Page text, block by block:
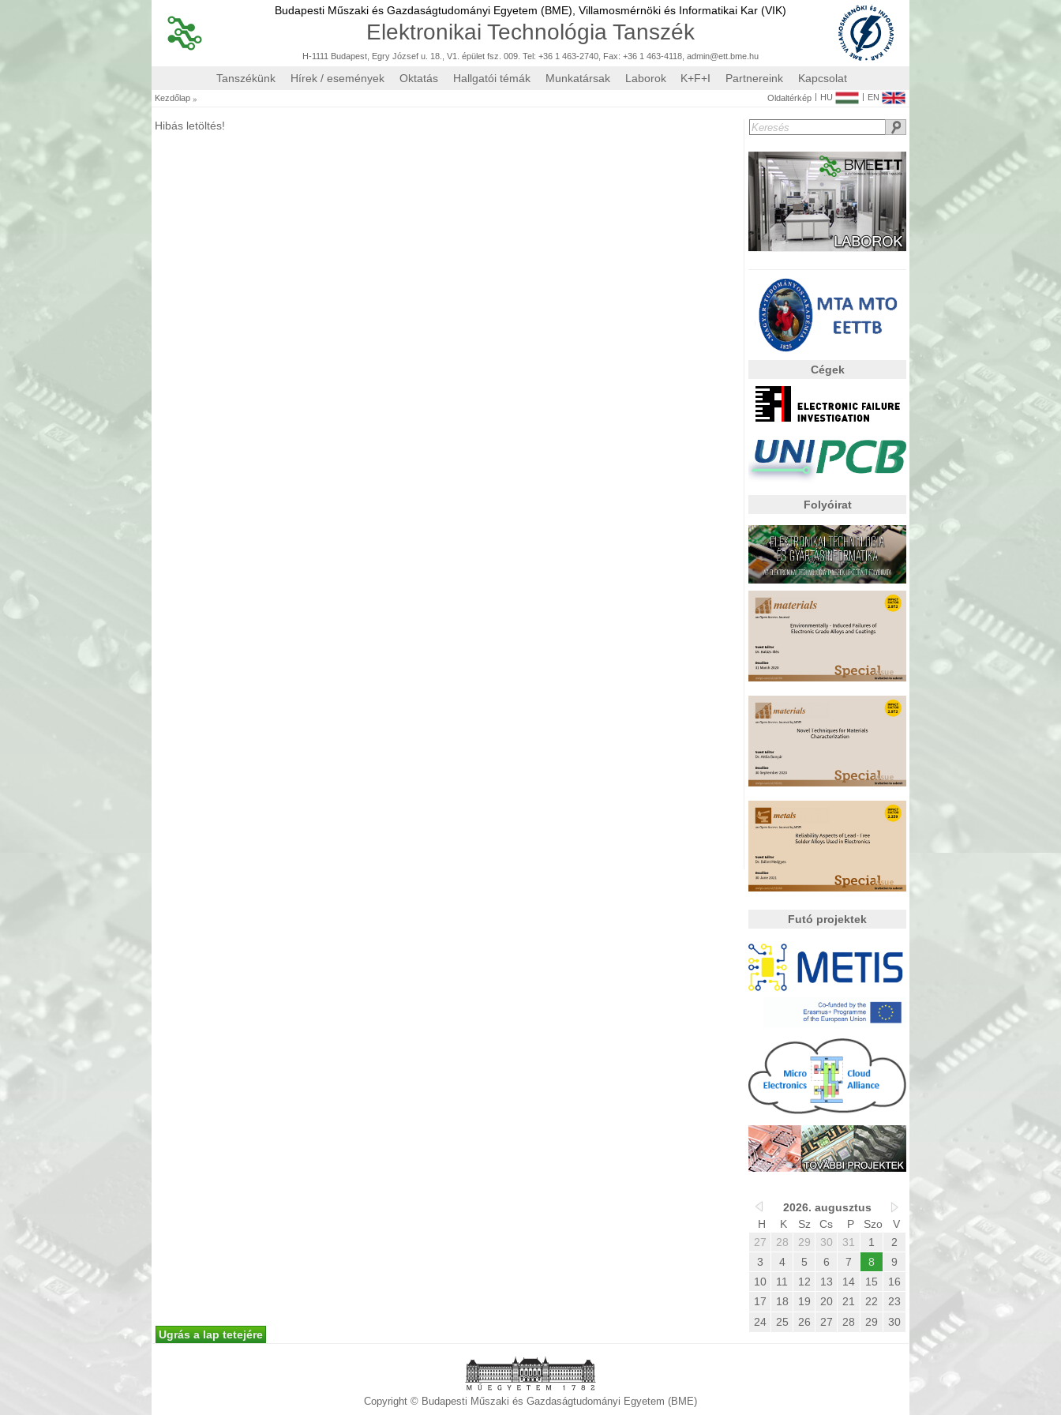
Budapesti Műszaki és Gazdaságtudományi Egyetem (BME), Villamosmérnöki és Informatikai Kar (VIK)
Elektronikai Technológia Tanszék
H-1111 Budapest, Egry József u. 18., V1. épület fsz. 009. Tel: +36 1 463-2740, Fax: +36 1 463-4118 admin@ett.bme.hu
Tanszékünk Hírek / események Oktatás Hallgatói témák Munkatársak Laborok K+F+I Partnereink Kapcsolat
Kezdőlap » Oldaltérkép | HU | EN
Hibás letöltés!
Cégek
Folyóirat
Futó projektek
2026. augusztus
H
K Sz Cs P Szo
V
27
28 29 30 31 1
2
3
4 5 6 7 8
9
10
11 12 13 14 15
16
17
18 19 20 21 22
23
24
25 26 27 28 29 30
Copyright © Budapesti Műszaki és Gazdaságtudományi Egyetem (BME)
Ugrás a lap tetejére